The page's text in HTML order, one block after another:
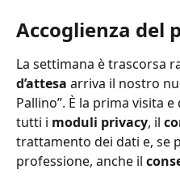
Accoglienza del
La settimana è trascorsa
d’attesa arriva il nostro
Pallino”. È la prima visita
tutti i moduli privacy, il
trattamento dei dati e, se
professione, anche il